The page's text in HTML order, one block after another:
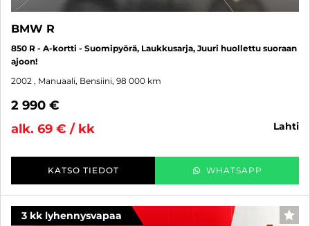
BMW R
850 R - A-kortti - Suomipyörä, Laukkusarja, Juuri huollettu suoraan
ajoon!
2002 , Manuaali, Bensiini, 98 000 km
2 990 €
alk. 69 € / kk
lahti
KATSO TIEDOT WHATSAPP
3 kk lyhennysvapaa